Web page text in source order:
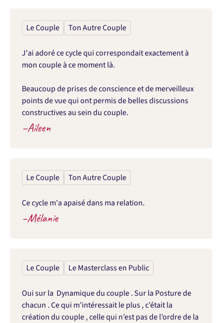
Le Couple Ton Autre Couple
J'ai adoré ce cycle qui correspondait exactement à
mon couple à ce moment là.
Beaucoup de prises de conscience et de merveilleux
points de vue qui ont permis de belles discussions
constructives au sein du couple.
–Aileen
Le Couple Ton Autre Couple
Ce cycle m'a apaisé dans ma relation.
–Mélanie
Le Couple Le Masterclass en Public
Oui sur la  Dynamique du couple . Sur la Posture de
chacun . Ce qui m’intéressait le plus , c’était la
création du couple , celle qui n’est pas de l’ordre de la